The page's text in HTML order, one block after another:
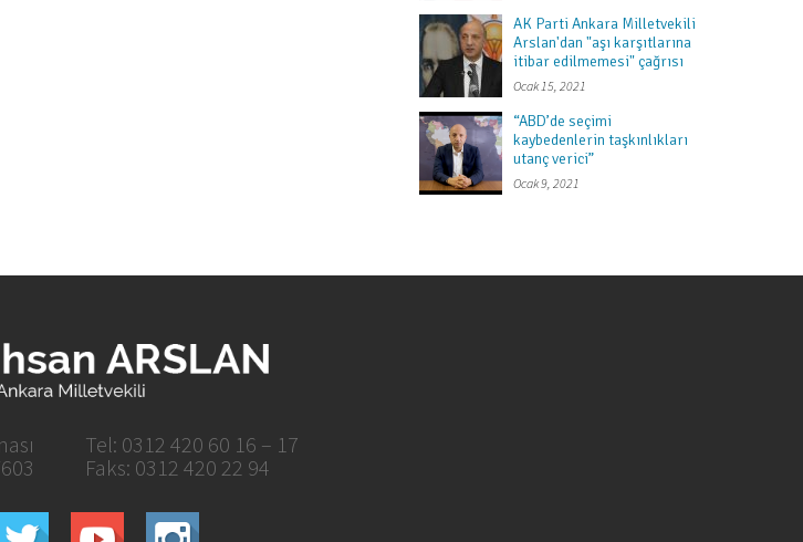
AK Parti Ankara Milletvekili
Arslan'dan "aşı karşıtlarına
itibar edilmemesi" çağrısı
Ocak 15, 2021
“ABD’de seçimi
kaybedenlerin taşkınlıkları
utanç verici”
Ocak 9, 2021
Tel: 0312 420 60 16 – 17
Faks: 0312 420 22 94